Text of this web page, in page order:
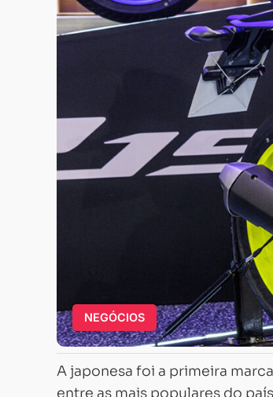
NEGÓCIOS
A japonesa foi a primeira
entre as mais populares do